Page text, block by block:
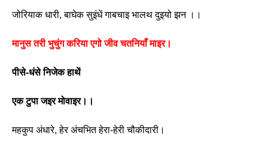
जोरियाक धारी, बाघेक सुइंधें गाबचाइ भालथ दुइयो झन ।।
मानुस तरी भुचुंग करिया एगो जीव चतनियाँ माइर।
पीसे-धंसे निजेक हाथें
एक टुपा जइर मोवाइर।।
महकुप अंधारे, हेर अंचभित हेरा-हेरी चौकीदारी।